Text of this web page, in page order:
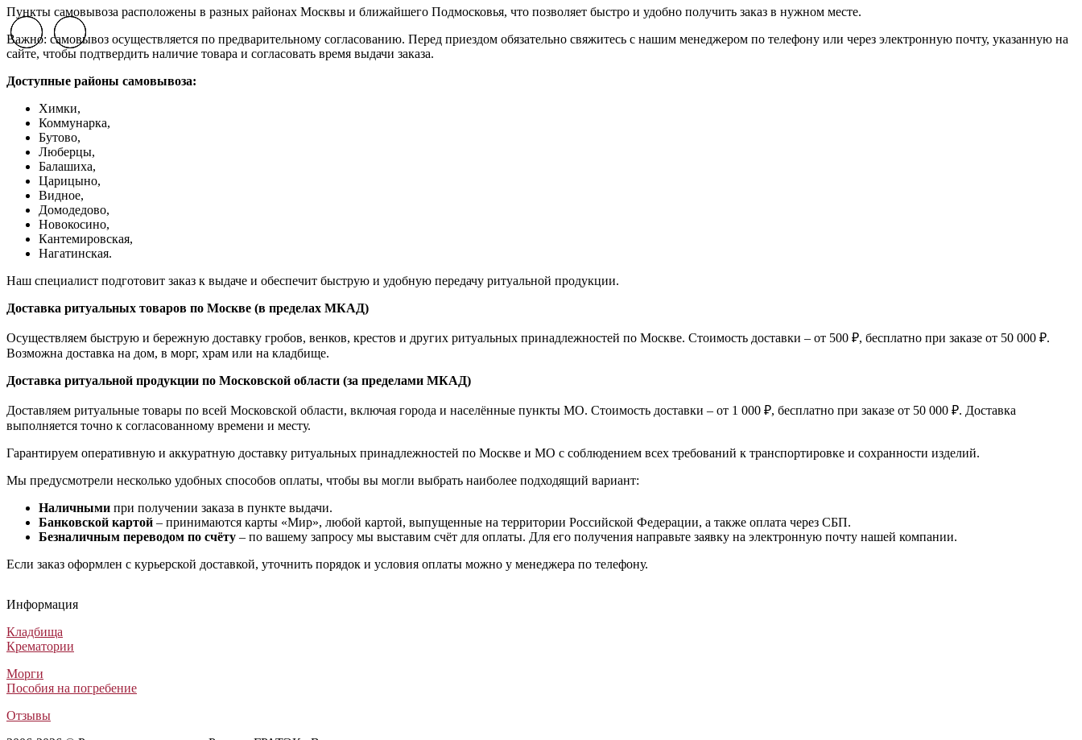
Пункты самовывоза расположены в разных районах Москвы и ближайшего Подмосковья, что позволяет быстро и удобно получить заказ в нужном месте.
Важно: самовывоз осуществляется по предварительному согласованию. Перед приездом обязательно свяжитесь с нашим менеджером по телефону или через электронную почту, указанную на
сайте, чтобы подтвердить наличие товара и согласовать время выдачи заказа.
Доступные районы самовывоза:
Химки,
Коммунарка,
Бутово,
Люберцы,
Балашиха,
Царицыно,
Видное,
Домодедово,
Новокосино,
Кантемировская,
Нагатинская.
Наш специалист подготовит заказ к выдаче и обеспечит быструю и удобную передачу ритуальной продукции.
Доставка ритуальных товаров по Москве (в пределах МКАД)
Осуществляем быструю и бережную доставку гробов, венков, крестов и других ритуальных принадлежностей по Москве. Стоимость доставки – от 500 ₽, бесплатно при заказе от 50 000 ₽.
Возможна доставка на дом, в морг, храм или на кладбище.
Доставка ритуальной продукции по Московской области (за пределами МКАД)
Доставляем ритуальные товары по всей Московской области, включая города и населённые пункты МО. Стоимость доставки – от 1 000 ₽, бесплатно при заказе от 50 000 ₽. Доставка
выполняется точно к согласованному времени и месту.
Гарантируем оперативную и аккуратную доставку ритуальных принадлежностей по Москве и МО с соблюдением всех требований к транспортировке и сохранности изделий.
Мы предусмотрели несколько удобных способов оплаты, чтобы вы могли выбрать наиболее подходящий вариант:
Наличными при получении заказа в пункте выдачи.
Банковской картой – принимаются карты «Мир», любой картой, выпущенные на территории Российской Федерации, а также оплата через СБП.
Безналичным переводом по счёту – по вашему запросу мы выставим счёт для оплаты. Для его получения направьте заявку на электронную почту нашей компании.
Если заказ оформлен с курьерской доставкой, уточнить порядок и условия оплаты можно у менеджера по телефону.
Previous slideNext slide
Previous slideNext slide
Гробы европейского производства класса люкс
Элитные гробы
Лакированные гробы
Элитные гробы
Previous slideNext slide
Информация
Кладбища
Крематории
Морги
Пособия на погребение
Отзывы